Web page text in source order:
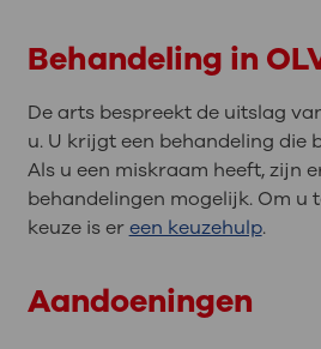
Behandeling in
De arts bespreekt de uitslag
u. U krijgt een behandeling die
Als u een miskraam heeft, zijn
behandelingen mogelijk. Om u
keuze is ereen keuzehulp.
Aandoeningen